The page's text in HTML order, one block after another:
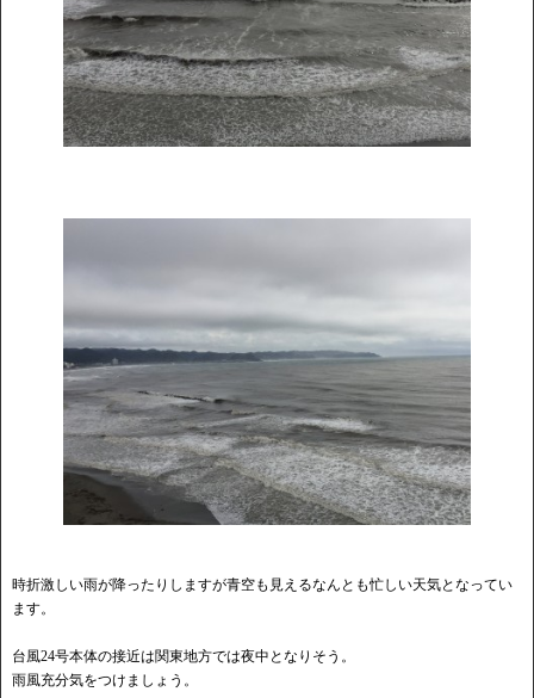
時折激しい雨が降ったりしますが青空も見えるなんとも忙しい天気となってい
ます。
台風24号本体の接近は関東地方では夜中となりそう。
雨風充分気をつけましょう。